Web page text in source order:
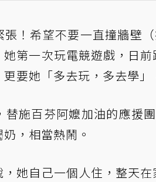
張！希望不要一直撞牆壁
第一次玩電競遊戲，日
要她「多去玩，多去學
替施百芬阿嬤加油的應援
，相當熱鬧。
她自己一個人住，整天